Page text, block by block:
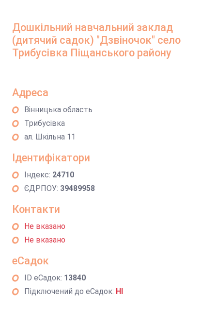
Дошкільний навчальний заклад
(дитячий садок) "Дзвіночок" село
Трибусівка Піщанського району
Адреса
Вінницька область
Трибусівка
ал. Шкільна 11
Ідентифікатори
Індекс: 24710
ЄДРПОУ: 39489958
Контакти
Не вказано
Не вказано
еСадок
ID еСадок: 13840
Підключений до еСадок: НІ